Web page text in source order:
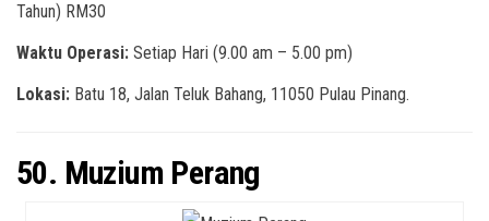
Tahun) RM30
Waktu Operasi: Setiap Hari (9.00 am – 5.00 pm)
Lokasi: Batu 18, Jalan Teluk Bahang, 11050 Pulau Pinang.
50. Muzium Perang